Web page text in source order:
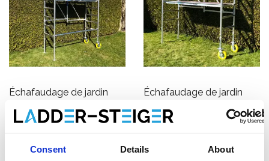
Consent Details About
Échafaudage de jardin
ASC hauteur de travail 4
m
€779,00
Échafaudage de jardin
ASC hauteur de travail 3
m
€574,00